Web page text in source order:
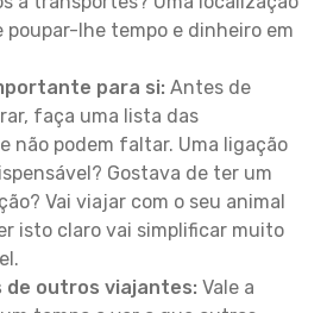
lhe tempo e dinheiro em
para si: Antes de
faça uma lista das
não podem faltar. Uma ligação
Gostava de ter um
Vai viajar com o seu animal
isto claro vai simplificar muito
de outros viajantes: Vale a